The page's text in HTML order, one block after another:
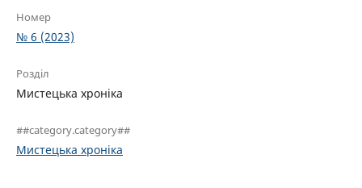
Номер
№ 6 (2023)
Розділ
Мистецька хроніка
##category.category##
Мистецька хроніка